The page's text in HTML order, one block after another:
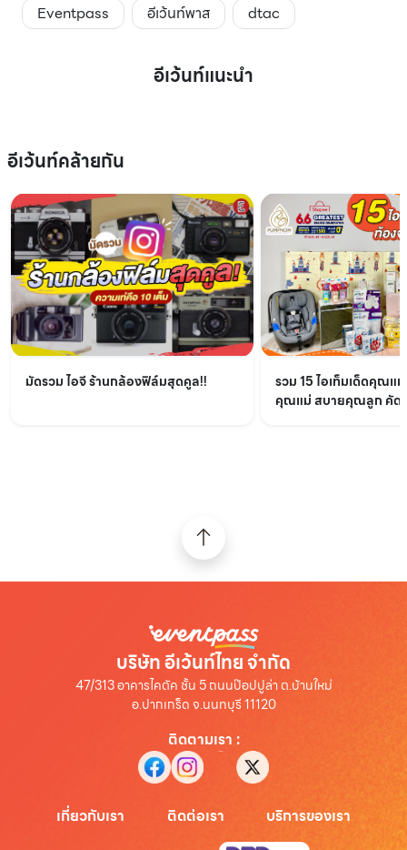
Eventpass อีเว้นท์พาส dtac
อีเว้นท์แนะนำ
อีเว้นท์คล้ายกัน
มัดรวม ไอจี ร้านกล้องฟิล์มสุดคูล!!
รวม 15 ไอเท็มเด็ดคุณแ
คุณแม่ สบายคุณลูก คัด
บริษัท อีเว้นท์ไทย จำกัด
47/313 อาคารไคตัค ชั้น 5 ถนนป๊อปปูล่า ต.บ้านใหม่
อ.ปากเกร็ด จ.นนทบุรี 11120
ติดตามเรา :
เกี่ยวกับเรา ติดต่อเรา บริการของเรา